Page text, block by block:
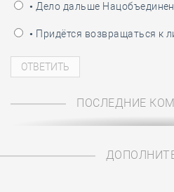
• Дело дальше
• Придётся возвращаться к
ПОСЛЕДНИЕ